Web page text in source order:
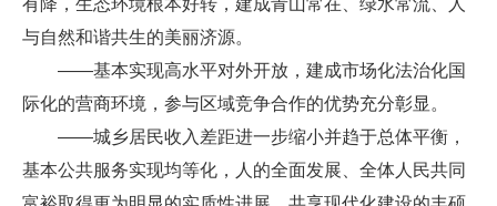
与自然和谐共生的美丽济源。
——基本实现高水平对外开放，建成市场化法治化国
际化的营商环境，参与区域竞争合作的优势充分彰显。
——城乡居民收入差距进一步缩小并趋于总体平衡，
基本公共服务实现均等化，人的全面发展、全体人民共同